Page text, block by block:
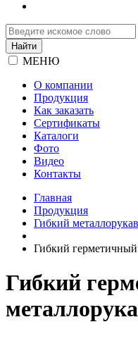
МЕНЮ
О компании
Продукция
Как заказать
Сертификаты
Каталоги
Фото
Видео
Контакты
Главная
Продукция
Гибкий
Гибкий герметичный
Гибкий